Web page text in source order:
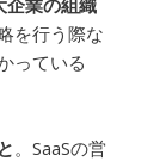
を行う際な
っている
。SaaSの営